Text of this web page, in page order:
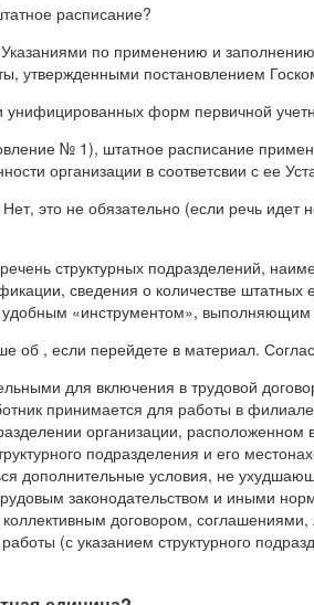
расписание?
Указаниями по применению и
утвержденными постановлением
форм первичной
№ 1), штатное расписание
организации в соответсвии с ее
это не обязательно (если речь
структурных подразделений,
сведения о количестве
удобным «инструментом», выполняющим
об , если перейдете в материал.
для включения в трудовой
принимается для работы в
организации,
подразделения и его
дополнительные условия, не
законодательством и иными
коллективным договором,
(с указанием структурного